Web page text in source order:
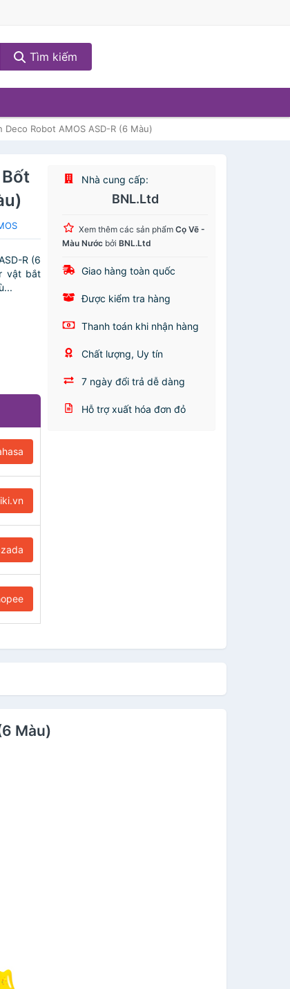
Tìm kiếm
Deco Robot AMOS ASD-R (6 Màu)
R (6
vật bắt
Nhà cung cấp:
BNL.Ltd
Xem thêm các sản phẩmCọ Vẽ -
Màu Nước bởiBNL.Ltd
Giao hàng toàn quốc
Được kiểm tra hàng
Thanh toán khi nhận hàng
Chất lượng, Uy tín
7 ngày đổi trả dễ dàng
Hỗ trợ xuất hóa đơn đỏ
Màu)